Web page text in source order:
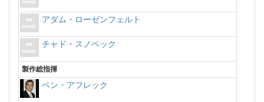
アダム・ローゼンフェルト
チャド・スノペック
製作総指揮
ベン・アフレック